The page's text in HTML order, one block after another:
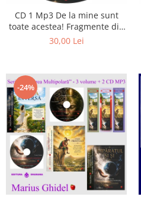
Literatura
Psihologie
Stiinta
CD 1 Mp3 De la mine sunt
toate acestea! Fragmente din
cărțile lui Marius Ghidel
30,00 Lei
-24%